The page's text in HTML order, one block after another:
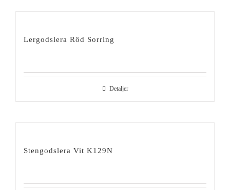
Lergodslera Röd Sorring
Detaljer
Stengodslera Vit K129N